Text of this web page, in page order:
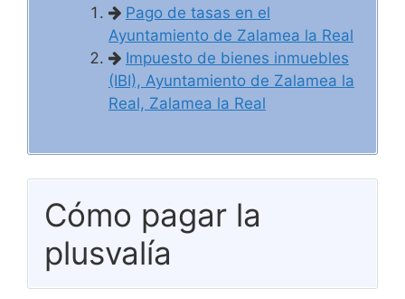
Pago de tasas en el
Ayuntamiento de Zalamea la Real
Impuesto de bienes inmuebles
(IBI), Ayuntamiento de Zalamea la
Real, Zalamea la Real
Cómo pagar la
plusvalía